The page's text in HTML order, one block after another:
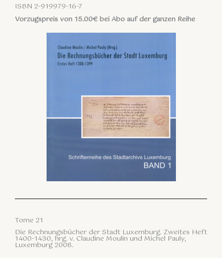
ISBN 2-919979-16-7
Vorzugspreis von 15.00€ bei Abo auf der ganzen Reihe
Tome 21
Die Rechnungsbücher der Stadt Luxemburg. Zweites Heft
1400-1430, hrg. v. Claudine Moulin und Michel Pauly,
Luxemburg 2008.